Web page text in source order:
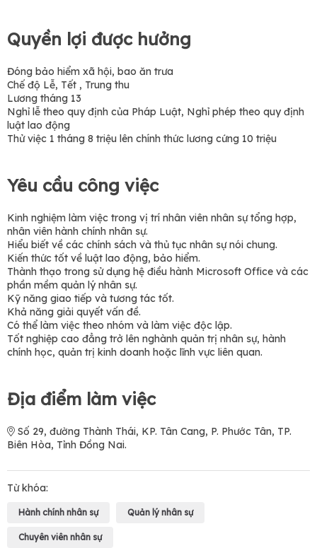
Quyền lợi được hưởng
Đóng bảo hiểm xã hội, bao ăn trưa
Chế độ Lễ, Tết , Trung thu
Lương tháng 13
Nghỉ lễ theo quy định của Pháp Luật, Nghỉ phép theo quy định
luật lao động
Thử việc 1 tháng 8 triệu lên chính thức lương cứng 10 triệu
Yêu cầu công việc
Kinh nghiệm làm việc trong vị trí nhân viên nhân sự tổng hợp,
nhân viên hành chính nhân sự.
Hiểu biết về các chính sách và thủ tục nhân sự nói chung.
Kiến thức tốt về luật lao động, bảo hiểm.
Thành thạo trong sử dụng hệ điều hành Microsoft Office và các
phần mềm quản lý nhân sự.
Kỹ năng giao tiếp và tương tác tốt.
Khả năng giải quyết vấn đề.
Có thể làm việc theo nhóm và làm việc độc lập.
Tốt nghiệp cao đẳng trở lên nghành quản trị nhân sự, hành
chính học, quản trị kinh doanh hoặc lĩnh vực liên quan.
Địa điểm làm việc
Số 29, đường Thành Thái, KP. Tân Cang, P. Phước Tân, TP.
Biên Hòa, Tỉnh Đồng Nai.
Từ khóa:
Hành chính nhân sự Quản lý nhân sự
Chuyên viên nhân sự